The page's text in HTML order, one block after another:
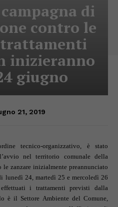
di
contro le
inizieranno
giugno
21, 2019
tecnico-organizzativo, è stato
nel territorio comunale della
zanzare inizialmente preannunciato
24, martedì 25 e mercoledì 26
i trattamenti previsti dalla
è il Settore Ambiente del Comune,